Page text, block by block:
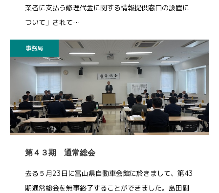
業者に支払う修理代金に関する情報提供窓口の設置に
ついて」されて…
事務局
第４３期 通常総会
去る５月23日に富山県自動車会館に於きまして、第43
期通常総会を無事終了することができました。島田副